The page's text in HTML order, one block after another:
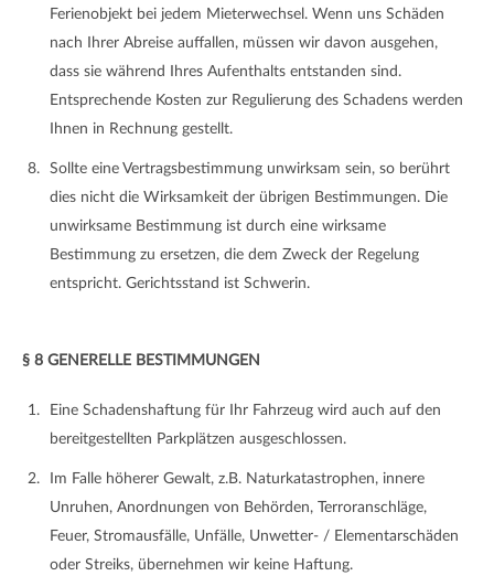
Ferienobjekt bei jedem Mieterwechsel. Wenn uns Schäden
nach Ihrer Abreise auffallen, müssen wir davon ausgehen,
dass sie während Ihres Aufenthalts entstanden sind.
Entsprechende Kosten zur Regulierung des Schadens werden
Ihnen in Rechnung gestellt.
Sollte eine Vertragsbestimmung unwirksam sein, so berührt
dies nicht die Wirksamkeit der übrigen Bestimmungen. Die
unwirksame Bestimmung ist durch eine wirksame
Bestimmung zu ersetzen, die dem Zweck der Regelung
entspricht. Gerichtsstand ist Schwerin.
§ 8 GENERELLE BESTIMMUNGEN
Eine Schadenshaftung für Ihr Fahrzeug wird auch auf den
bereitgestellten Parkplätzen ausgeschlossen.
Im Falle höherer Gewalt, z.B. Naturkatastrophen, innere
Unruhen, Anordnungen von Behörden, Terroranschläge,
Feuer, Stromausfälle, Unfälle, Unwetter- / Elementarschäden
oder Streiks, übernehmen wir keine Haftung.